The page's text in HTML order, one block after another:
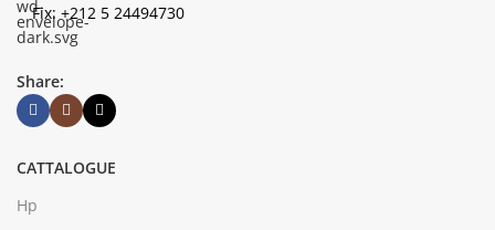
Fix: +212 5 24494730
Share:
CATTALOGUE
Hp